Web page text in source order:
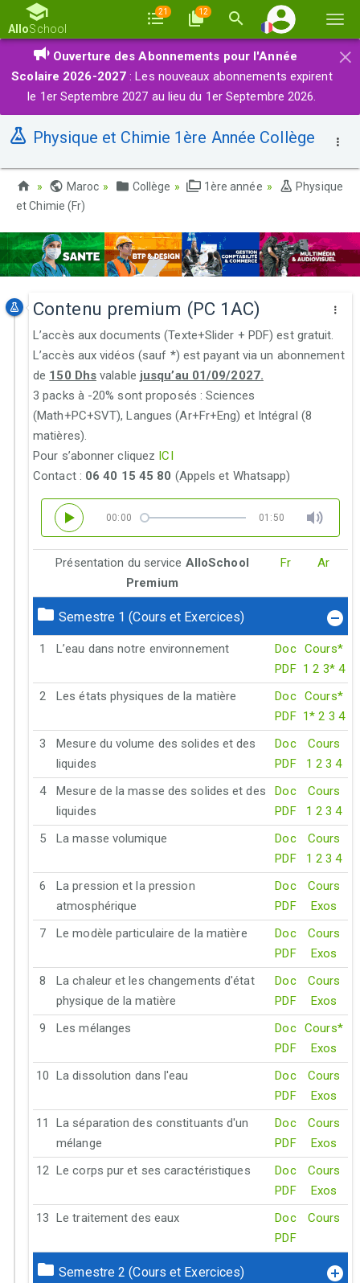
la
AlloSchool
21 12
×
Ouverture des Abonnements pour l'Année
Scolaire 2026-2027 : Les nouveaux abonnements expirent
le 1er Septembre 2027 au lieu du 1er Septembre 2026.
Physique et Chimie 1ère Année Collège
Maroc Collège 1ère année
Physique
et Chimie (Fr)
Contenu premium (PC 1AC)
L’accès aux documents (Texte+Slider + PDF) est gratuit.
L’accès aux vidéos (sauf *) est payant via un abonnement
de 150 Dhs valable jusqu’au 01/09/2027.
3 packs à -20% sont proposés : Sciences
(Math+PC+SVT), Langues (Ar+Fr+Eng) et Intégral (8
matières).
Pour s’abonner cliquez ICI
Contact : 06 40 15 45 80 (Appels et Whatsapp)
00:00 01:50
Présentation du service AlloSchool
Premium
Fr Ar
Semestre 1 (Cours et Exercices)
1 L’eau dans notre environnement
Doc
PDF
Cours*
1 2 3* 4
2
Les états physiques de la matière
Doc
PDF
Cours*
1* 2 3 4
3
Mesure du volume des solides et des
liquides
Doc
PDF
Cours
1 2 3 4
4
Mesure de la masse des solides et des
liquides
Doc
PDF
Cours
1 2 3 4
5
La masse volumique
Doc
PDF
Cours
1 2 3 4
6
La pression et la pression
atmosphérique
Doc
PDF
Cours
Exos
7
Le modèle particulaire de la matière
Doc
PDF
Cours
Exos
8
La chaleur et les changements d'état
physique de la matière
Doc
PDF
Cours
Exos
9
Les mélanges
Doc
PDF
Cours*
Exos
10
La dissolution dans l'eau
Doc
PDF
Cours
Exos
11
La séparation des constituants d'un
mélange
Doc
PDF
Cours
Exos
12
Le corps pur et ses caractéristiques
Doc
PDF
Cours
Exos
13
Le traitement des eaux
Doc
PDF
Cours
Semestre 2 (Cours et Exercices)